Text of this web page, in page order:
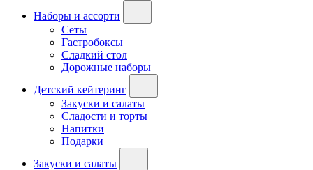
Наборы и ассорти
Сеты
Гастробоксы
Сладкий стол
Дорожные наборы
Детский кейтеринг
Закуски и салаты
Сладости и торты
Напитки
Подарки
Закуски и салаты